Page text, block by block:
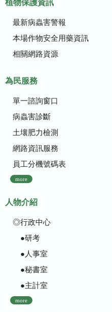
植物保護資訊
最新病蟲害警報
本場作物安全用藥資訊
相關網路資源
為民服務
單一諮詢窗口
病蟲害診斷
土壤肥力檢測
網路資訊服務
員工分機號碼表
more
人物介紹
◎行政中心
●研考
●人事室
●秘書室
●主計室
more